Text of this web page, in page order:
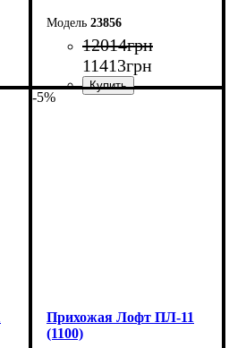
23856
12014грн
11413грн
-5%
Прихожая Лофт ПЛ-11
(1100)